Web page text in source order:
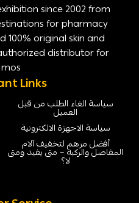
since 2002 from
for pharmacy
100% original skin and
distributor for
Links
سياسة الغاء الطلب من قبل
العميل
سياسة الاجهزة الالكترونية
أفضل مرهم لتخفيف آلام
المفاصل والركبة – متى يفيد ومتى
لا؟